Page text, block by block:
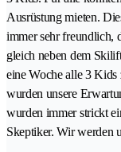
Ausrüstung mieten.
immer sehr freundlich,
gleich neben dem
eine Woche alle 3 Kids
wurden unsere
wurden immer strickt
Skeptiker. Wir werden